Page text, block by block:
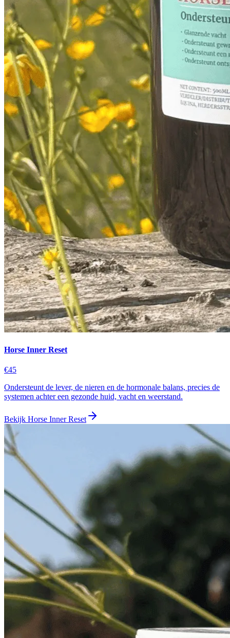
Horse Inner Reset
€45
Ondersteunt de lever, de nieren en de hormonale balans, precies de
systemen achter een gezonde huid, vacht en weerstand.
Bekijk Horse Inner Reset